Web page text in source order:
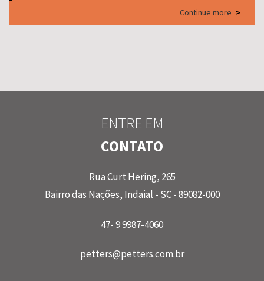
Continue more >
ENTRE EM
CONTATO
Rua Curt Hering, 265
Bairro das Nações, Indaial - SC - 89082-000
47- 9 9987-4060
petters@petters.com.br